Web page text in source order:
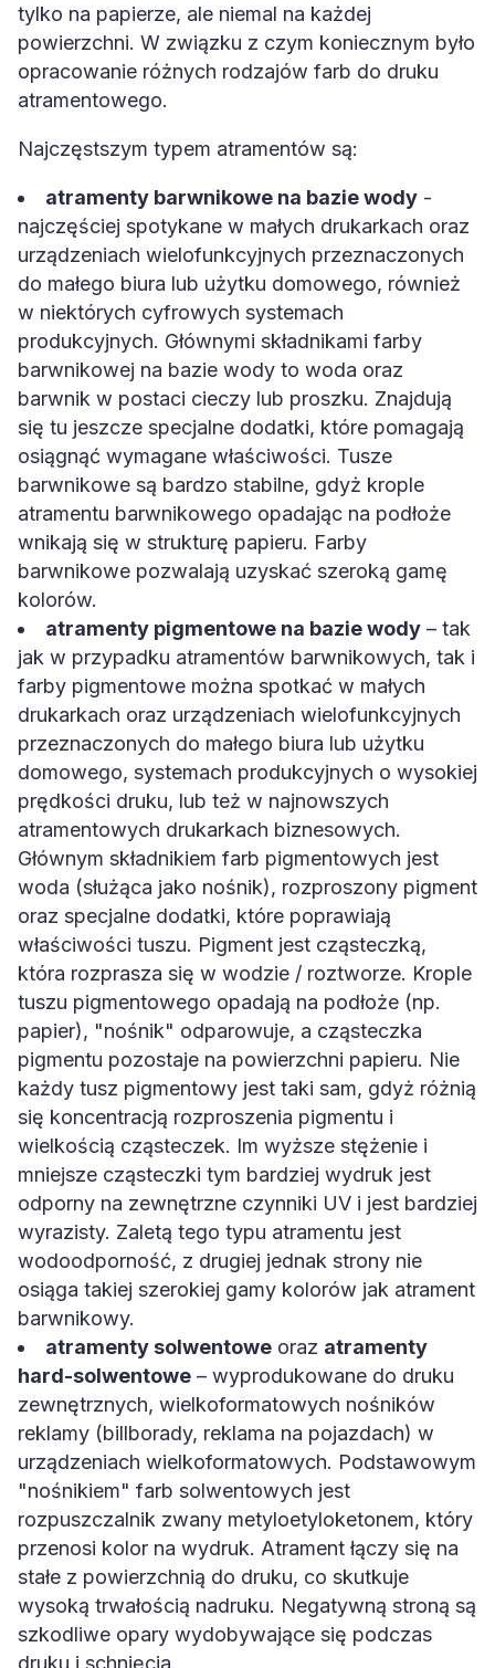
tylko na papierze, ale niemal na każdej
powierzchni. W związku z czym koniecznym było
opracowanie różnych rodzajów farb do druku
atramentowego.
Najczęstszym typem atramentów są:
atramenty barwnikowe na bazie wody -
najczęściej spotykane w małych drukarkach oraz
urządzeniach wielofunkcyjnych przeznaczonych
do małego biura lub użytku domowego, również
w niektórych cyfrowych systemach
produkcyjnych. Głównymi składnikami farby
barwnikowej na bazie wody to woda oraz
barwnik w postaci cieczy lub proszku. Znajdują
się tu jeszcze specjalne dodatki, które pomagają
osiągnąć wymagane właściwości. Tusze
barwnikowe są bardzo stabilne, gdyż krople
atramentu barwnikowego opadając na podłoże
wnikają się w strukturę papieru. Farby
barwnikowe pozwalają uzyskać szeroką gamę
kolorów.
atramenty pigmentowe na bazie wody – tak
jak w przypadku atramentów barwnikowych, tak i
farby pigmentowe można spotkać w małych
drukarkach oraz urządzeniach wielofunkcyjnych
przeznaczonych do małego biura lub użytku
domowego, systemach produkcyjnych o wysokiej
prędkości druku, lub też w najnowszych
atramentowych drukarkach biznesowych.
Głównym składnikiem farb pigmentowych jest
woda (służąca jako nośnik), rozproszony pigment
oraz specjalne dodatki, które poprawiają
właściwości tuszu. Pigment jest cząsteczką,
która rozprasza się w wodzie / roztworze. Krople
tuszu pigmentowego opadają na podłoże (np.
papier), "nośnik" odparowuje, a cząsteczka
pigmentu pozostaje na powierzchni papieru. Nie
każdy tusz pigmentowy jest taki sam, gdyż różnią
się koncentracją rozproszenia pigmentu i
wielkością cząsteczek. Im wyższe stężenie i
mniejsze cząsteczki tym bardziej wydruk jest
odporny na zewnętrzne czynniki UV i jest bardziej
wyrazisty. Zaletą tego typu atramentu jest
wodoodporność, z drugiej jednak strony nie
osiąga takiej szerokiej gamy kolorów jak atrament
barwnikowy.
atramenty solwentowe oraz atramenty
hard-solwentowe – wyprodukowane do druku
zewnętrznych, wielkoformatowych nośników
reklamy (billborady, reklama na pojazdach) w
urządzeniach wielkoformatowych. Podstawowym
"nośnikiem" farb solwentowych jest
rozpuszczalnik zwany metyloetyloketonem, który
przenosi kolor na wydruk. Atrament łączy się na
stałe z powierzchnią do druku, co skutkuje
wysoką trwałością nadruku. Negatywną stroną są
szkodliwe opary wydobywające się podczas
druku i schnięcia.